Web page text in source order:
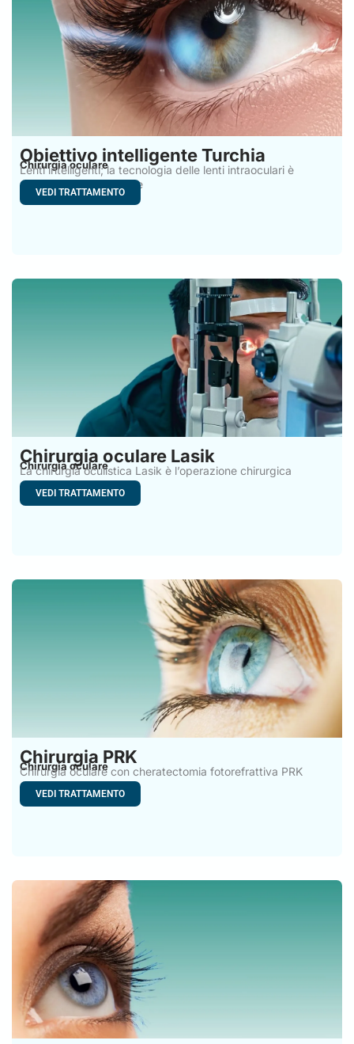
Obiettivo intelligente Turchia
Chirurgia oculare
Lenti intelligenti; la tecnologia delle lenti intraoculari è
progredita rapidamente
VEDI TRATTAMENTO
Chirurgia oculare Lasik
Chirurgia oculare
La chirurgia oculistica Lasik è l’operazione chirurgica
refrattiva laser più
VEDI TRATTAMENTO
Chirurgia PRK
Chirurgia oculare
Chirurgia oculare con cheratectomia fotorefrattiva PRK
Chirurgia PRK. La vista
VEDI TRATTAMENTO